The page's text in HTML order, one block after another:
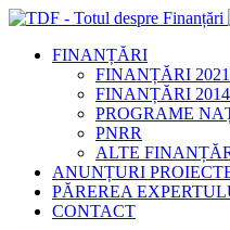
FINANȚĂRI
FINANȚĂRI
FINANȚĂRI
PROGRAME
PNRR
ALTE
ANUNȚURI
PĂREREA
CONTACT